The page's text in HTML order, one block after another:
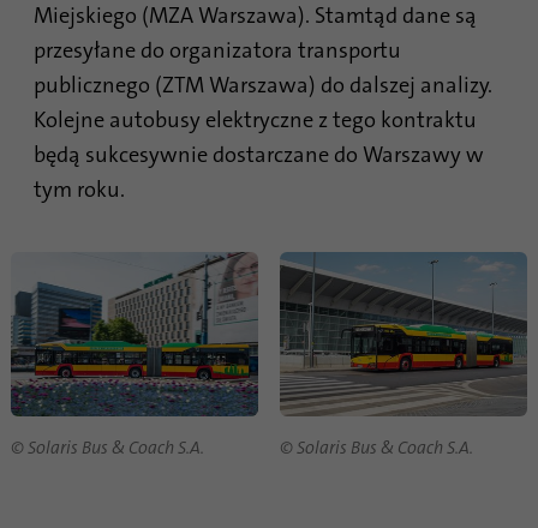
Miejskiego (MZA Warszawa). Stamtąd dane są
przesyłane do organizatora transportu
publicznego (ZTM Warszawa) do dalszej analizy.
Kolejne autobusy elektryczne z tego kontraktu
będą sukcesywnie dostarczane do Warszawy w
tym roku.
© Solaris Bus & Coach S.A. © Solaris Bus & Coach S.A.
Nazwa li_gc
Czas
trwania
zgody gości na używanie nieistotnych
plików cookie
Nazwa li_sugr